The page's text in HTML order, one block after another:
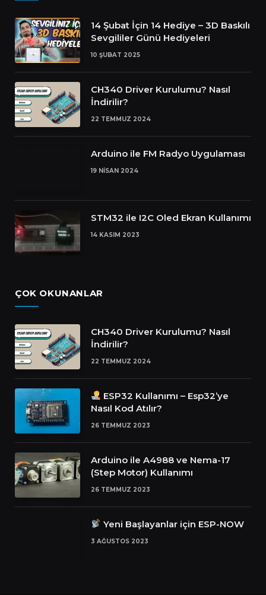
14 Şubat İçin 14 Hediye – 3D Baskılı
Sevgililer Günü Hediyeleri
10 ŞUBAT 2025
CH340 Driver Kurulumu? Nasıl
İndirilir?
22 TEMMUZ 2024
Arduino ile FM Radyo Uygulaması
19 NISAN 2024
STM32 ile I2C Oled Ekran Kullanımı
14 KASIM 2023
ÇOK OKUNANLAR
CH340 Driver Kurulumu? Nasıl
İndirilir?
22 TEMMUZ 2024
ESP32 Kullanımı – Esp32’ye
Nasıl Kod Atılır?
26 TEMMUZ 2023
Arduino ile A4988 ve Nema-17
(Step Motor) Kullanımı
26 TEMMUZ 2023
Yeni Başlayanlar için ESP-NOW
3 AĞUSTOS 2023